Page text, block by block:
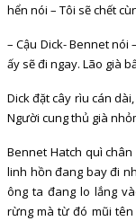
hển nói – Tôi sẽ chết
– Cậu Dick- Bennet nói
ấy sẽ đi ngay. Lão già
Dick đặt cây rìu cán
Người cung thủ già
Bennet Hatch quì
linh hồn đang bay đi
ông ta đang lo lắng
rừng mà từ đó mũi tên